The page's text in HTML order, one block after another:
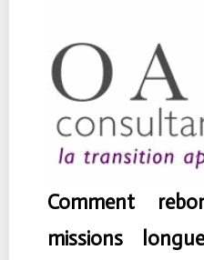
Comment
missions